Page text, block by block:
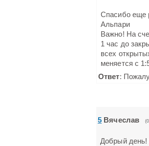
Спасибо еще
Альпари
Важно! На
1 час до
всех
меняется с
Ответ:
5 Вячеслав
Добрый день!